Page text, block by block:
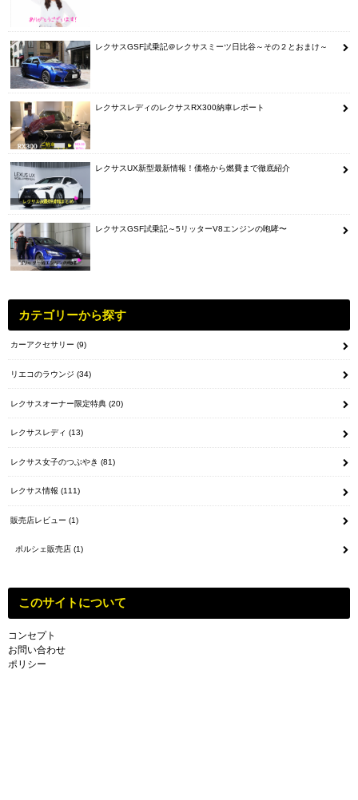
レクサスGSF試乗記＠レクサスミーツ日比谷～その２とおまけ～
レクサスレディのレクサスRX300納車レポート
レクサスUX新型最新情報！価格から燃費まで徹底紹介
レクサスGSF試乗記～5リッターV8エンジンの咆哮〜
カテゴリーから探す
カーアクセサリー(9)
リエコのラウンジ(34)
レクサスオーナー限定特典(20)
レクサスレディ(13)
レクサス女子のつぶやき(81)
レクサス情報(111)
販売店レビュー(1)
ポルシェ販売店 (1)
このサイトについて
コンセプト
お問い合わせ
ポリシー